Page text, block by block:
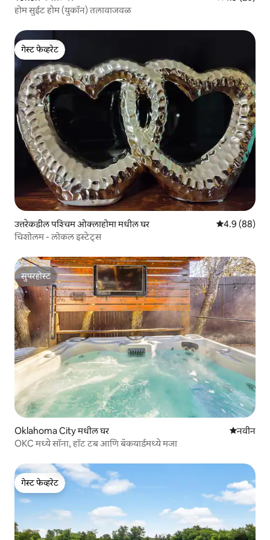
होम सुईट होम (युकॉन) तलावाजवळ
गेस्ट फेव्हरेट
गेस्ट फेव्हरेट
उत्तरेकडील पश्चिम ओक्लाहोमा मधील घर 5 पैकी 4.9
4.9 (88)
चिशोलम - लोकल इस्टेट्स
सुपरहोस्ट
सुपरहोस्ट
Oklahoma City मधील घर नवीननवीन
OKC मध्ये सॉना, हॉट टब आणि बॅकयार्डमध्ये मजा
गेस्ट फेव्हरेट
गेस्ट फेव्हरेट